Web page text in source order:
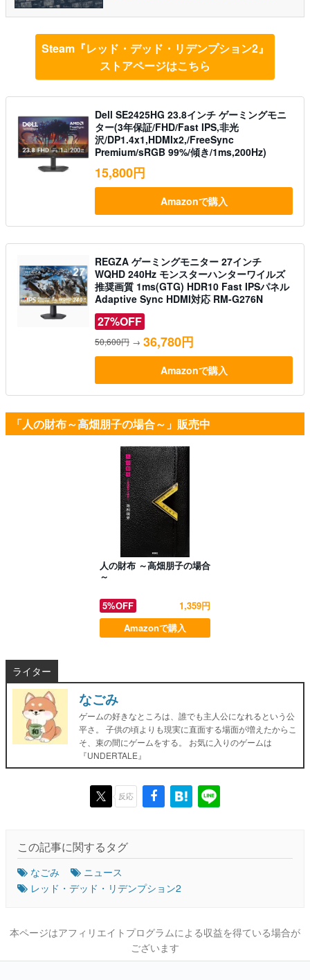
Steam『レッド・デッド・リデンプション2』
ストアページはこちら
Dell SE2425HG 23.8インチ ゲーミングモニ
ター(3年保証/FHD/Fast IPS,非光
沢/DP1.4x1,HDMIx2,/FreeSync
Premium/sRGB 99%/傾き/1ms,200Hz)
15,800円
Amazonで購入
REGZA ゲーミングモニター 27インチ
WQHD 240Hz モンスターハンターワイルズ
推奨画質 1ms(GTG) HDR10 Fast IPSパネル
Adaptive Sync HDMI対応 RM-G276N
27%OFF
50,600円 → 36,780円
Amazonで購入
「人の財布～高畑朋子の場合～」販売中
人の財布 ～高畑朋子の場合
～
5%OFF
1,359円
Amazonで購入
ライター
なごみ
ゲームの好きなところは、誰でも主人公になれるという公
平さ。 子供の頃よりも現実に直面する場面が増えたからこ
そ、束の間にゲームをする。 お気に入りのゲームは
『UNDERTALE』
反応
この記事に関するタグ
なごみ
ニュース
レッド・デッド・リデンプション2
本ページはアフィリエイトプログラムによる収益を得ている場合が
ございます